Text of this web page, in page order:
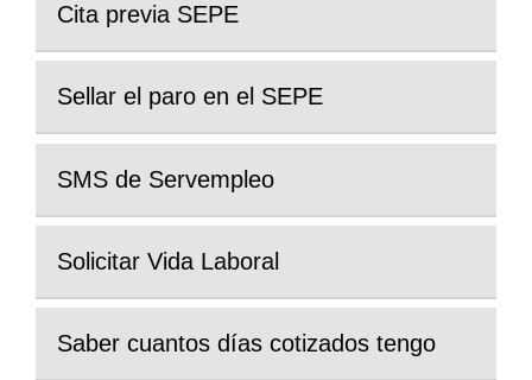
Cita previa SEPE
Sellar el paro en el SEPE
SMS de Servempleo
Solicitar Vida Laboral
Saber cuantos días cotizados tengo